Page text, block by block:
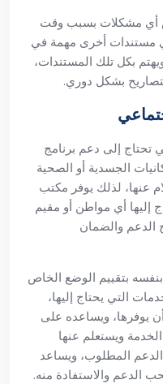
أي مشكلات بسبب وقت
مستندات أخرى مهمة في
بكل تلك المستندات،
بشكل دوري.
إلى دعم برنامج
الجسدية أو الصحية
عنها، لذلك يوفر مكتب
إليها أي مواطن أو مقيم
الدعم والضمان
بتقييم الوضع الخاص
التي يحتاج إليها،
يوفرها، ويساعده على
ويستعلم عنها
المطلوب، ويساعد
الدعم والاستفادة منه.